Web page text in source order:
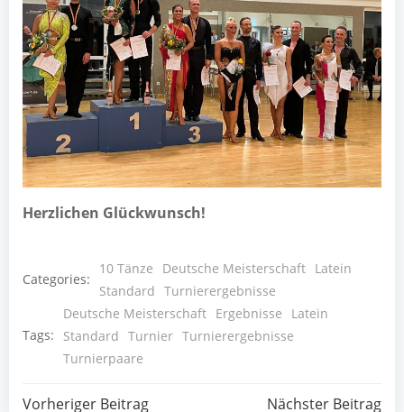
Herz­li­chen Glückwunsch!
Categories:
10 Tänze Deutsche Meisterschaft Latein
Standard Turnierergebnisse
Tags:
Deutsche Meisterschaft Ergebnisse
Latein
Standard Turnier Turnierergebnisse
Turnierpaare
Vorheriger Beitrag Nächster Beitrag